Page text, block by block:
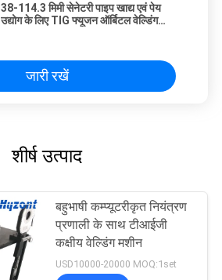
38-114.3 मिमी सेनेटरी पाइप खाद्य एवं पेय
उद्योग के लिए TIG फ्यूजन ऑर्बिटल वेल्डिंग
जारी रखें
शीर्ष उत्पाद
बहुभाषी कम्प्यूटरीकृत नियंत्रण
प्रणाली के साथ टीआईजी
कक्षीय वेल्डिंग मशीन
USD10000-20000 MOQ:1set